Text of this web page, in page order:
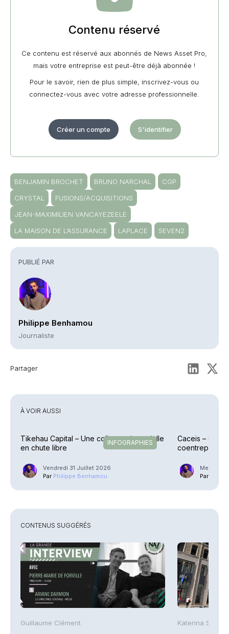
PUBLIÉ PAR
Philippe Benhamou
Journaliste
Partager
Contenu réservé
Ce contenu est réservé aux abonnés de News Asset Pro,
mais votre entreprise est peut-être déjà abonnée !
Pour le savoir, rien de plus simple, inscrivez-vous ou
connectez-vous avec votre adresse professionnelle.
Créer un compte S'identifier
BENJAMIN BROCHET BRUNO NARCHAL
CGP
CRYSTAL
FUSIONS/ACQUISITIONS
JEAN-MAXIMILIEN VANCAYEZEELE
LA MAISON DE L’ASSURANCE
LAPLACE SEVEN2
À VOIR AUSSI
INFOGRAPHIES
Tikehau Capital – Une collecte trimestrielle
en chute libre
Vendredi 31 Juillet 2026
Par Philippe Benhamou
Caceis –
coentreprise
Mercredi
Par
CONTENUS SUGGÉRÉS
Guillaume Clément Katerina